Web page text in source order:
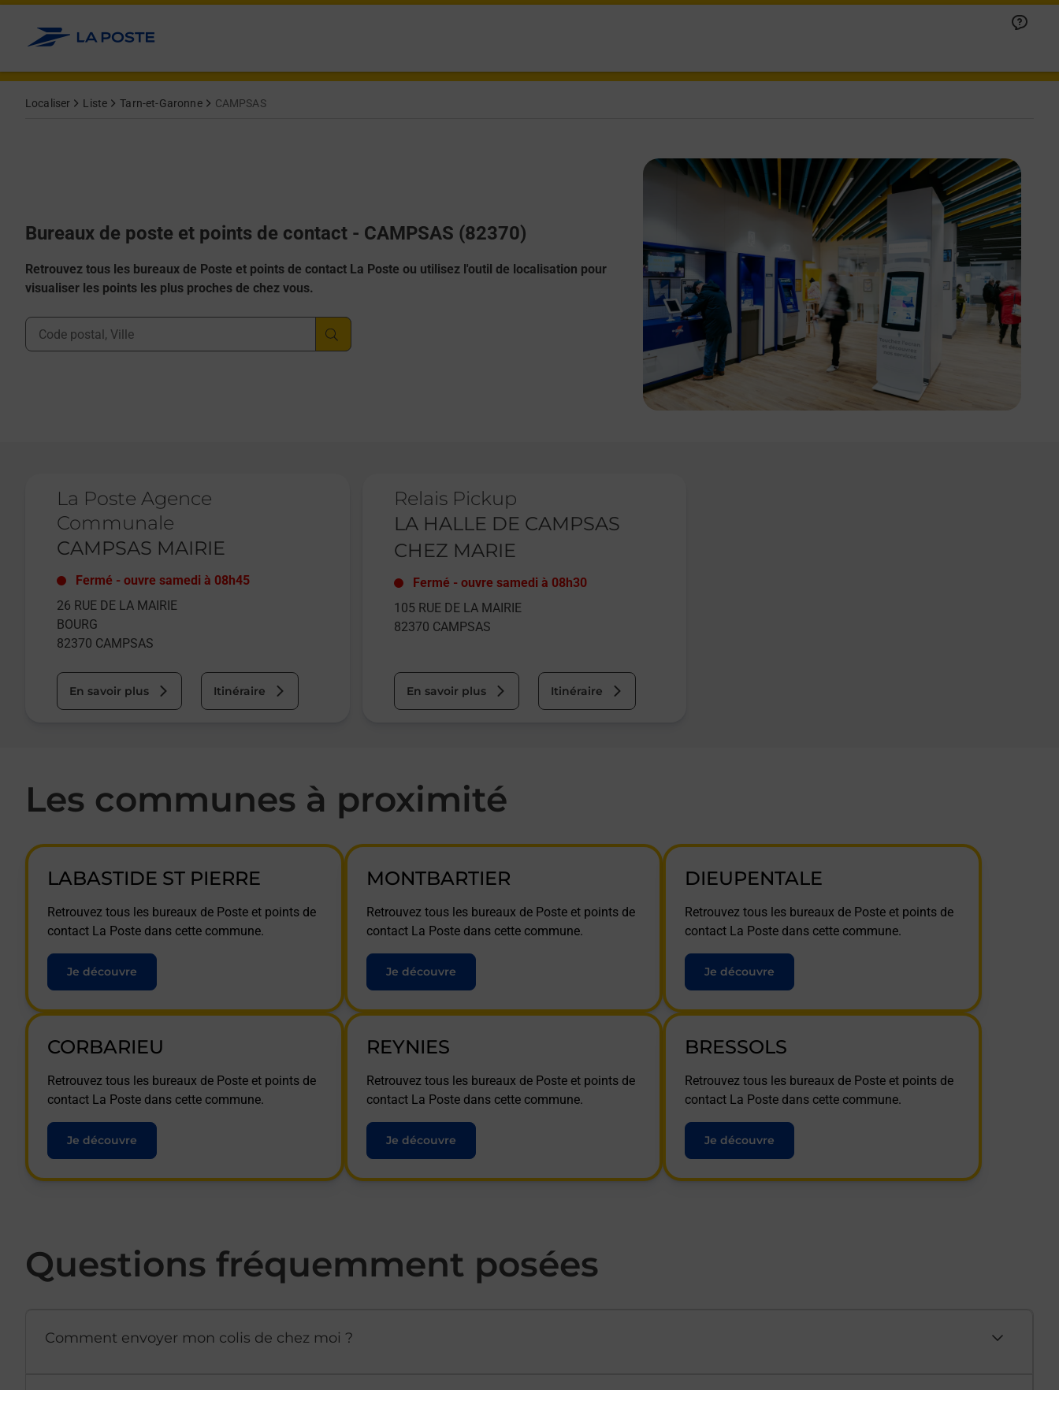
Allez au contenu
Localiser Liste Tarn-et-Garonne CAMPSAS
Bureaux de poste et points de contact - CAMPSAS (82370)
Retrouvez tous les bureaux de Poste et points de contact La Poste ou utilisez l'outil de localisation pour
visualiser les points les plus proches de chez vous.
Ville, Département, Code Postal
La Poste Agence
Communale
CAMPSAS MAIRIE
Fermé - ouvre samedi à 08h45
26 RUE DE LA MAIRIE
BOURG
82370 CAMPSAS
En savoir plus Itinéraire
Relais Pickup
LA HALLE DE CAMPSAS
CHEZ MARIE
Fermé - ouvre samedi à 08h30
105 RUE DE LA MAIRIE
82370 CAMPSAS
En savoir plus Itinéraire
Les communes à proximité
LABASTIDE ST PIERRE
Retrouvez tous les bureaux de Poste et points de
contact La Poste dans cette commune.
Je découvre
MONTBARTIER
Retrouvez tous les bureaux de Poste et points de
contact La Poste dans cette commune.
Je découvre
DIEUPENTALE
Retrouvez tous les bureaux de Poste et points de
contact La Poste dans cette commune.
Je découvre
CORBARIEU
Retrouvez tous les bureaux de Poste et points de
contact La Poste dans cette commune.
Je découvre
REYNIES
Retrouvez tous les bureaux de Poste et points de
contact La Poste dans cette commune.
Je découvre
BRESSOLS
Retrouvez tous les bureaux de Poste et points de
contact La Poste dans cette commune.
Je découvre
Questions fréquemment posées
Comment envoyer mon colis de chez moi ?
Afficher ou masquer la réponse
Afficher ou masquer la réponse
Afficher ou masquer la réponse
Afficher ou masquer la réponse
Afficher ou masquer la réponse